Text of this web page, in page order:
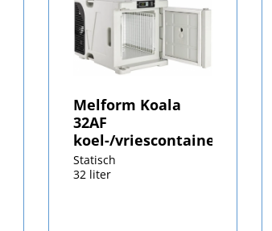
Melform Koala
32AF
koel-/vriescontainer
Statisch
32 liter